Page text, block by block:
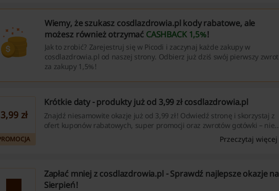
Wiemy, że szukasz cosdlazdrowia.pl kody rabatowe, ale
możesz również otrzymać CASHBACK 1,5%!
Jak to zrobić? Zarejestruj się w Picodi i zaczynaj każde zakupy w
cosdlazdrowia.pl od naszej strony. Odbierz już dziś swój pierwszy zwrot
za zakupy 1,5%!
3,99 zł
Krótkie daty - produkty już od 3,99 zł cosdlazdrowia.pl
Znajdź niesamowite okazje już od 3,99 zł! Odwiedź stronę i skorzystaj z
ofert kuponów rabatowych, super promocji oraz zwrotów gotówki – nie
Przeczytaj więcej
Zapłać mniej z cosdlazdrowia.pl - Sprawdź najlepsze okazje na
Sierpień!